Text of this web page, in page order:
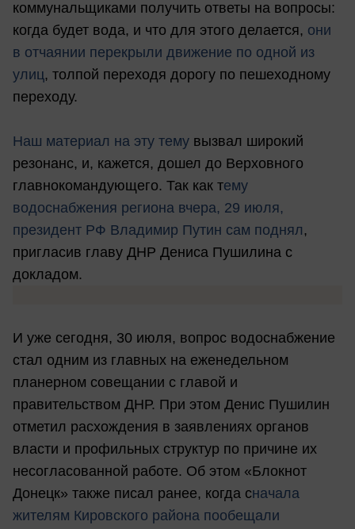
коммунальщиками получить ответы на вопросы:
когда будет вода, и что для этого делается, они
в отчаянии перекрыли движение по одной из
улиц, толпой переходя дорогу по пешеходному
переходу.
Наш материал на эту тему вызвал широкий
резонанс, и, кажется, дошел до Верховного
главнокомандующего. Так как тему
водоснабжения региона вчера, 29 июля,
президент РФ Владимир Путин сам поднял,
пригласив главу ДНР Дениса Пушилина с
докладом.
И уже сегодня, 30 июля, вопрос водоснабжение
стал одним из главных на еженедельном
планерном совещании с главой и
правительством ДНР. При этом Денис Пушилин
отметил расхождения в заявлениях органов
власти и профильных структур по причине их
несогласованной работе. Об этом «Блокнот
Донецк» также писал ранее, когда сначала
жителям Кировского района пообещали